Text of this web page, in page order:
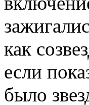
как
если
было